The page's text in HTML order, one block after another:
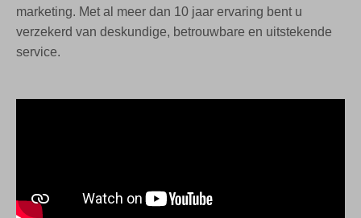
marketing. Met al meer dan 10 jaar ervaring bent u
verzekerd van deskundige, betrouwbare en uitstekende
service.